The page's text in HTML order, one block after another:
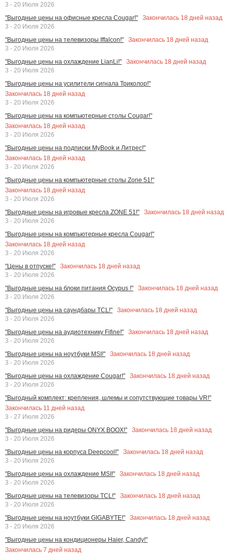
3 - 20 Июля 2026
"Выгодные цены на офисные кресла Cougar!"
Закончилась 18 дней назад
3 - 20 Июля 2026
"Выгодные цены на телевизоры Iffalcon!"
Закончилась 18 дней назад
3 - 20 Июля 2026
"Выгодные цены на охлаждение LianLi!"
Закончилась 18 дней назад
3 - 20 Июля 2026
"Выгодные цены на усилители сигнала Триколор!"
Закончилась 18 дней назад
3 - 20 Июля 2026
"Выгодные цены на компьютерные столы Cougar!"
Закончилась 18 дней назад
3 - 20 Июля 2026
"Выгодные цены на подписки MyBook и Литрес!"
Закончилась 18 дней назад
3 - 20 Июля 2026
"Выгодные цены на компьютерные столы Zone 51!"
Закончилась 18 дней назад
3 - 20 Июля 2026
"Выгодные цены на игровые кресла ZONE 51!"
Закончилась 18 дней назад
3 - 20 Июля 2026
"Выгодные цены на компьютерные кресла Cougar!"
Закончилась 18 дней назад
3 - 20 Июля 2026
"Цены в отпуске!"
Закончилась 18 дней назад
3 - 20 Июля 2026
"Выгодные цены на блоки питания Ocypus !"
Закончилась 18 дней назад
3 - 20 Июля 2026
"Выгодные цены на саундбары TCL!"
Закончилась 18 дней назад
3 - 20 Июля 2026
"Выгодные цены на аудиотехнику Fifine!"
Закончилась 18 дней назад
3 - 20 Июля 2026
"Выгодные цены на ноутбуки MSI!"
Закончилась 18 дней назад
3 - 20 Июля 2026
"Выгодные цены на охлаждение Cougar!"
Закончилась 18 дней назад
3 - 20 Июля 2026
"Выгодный комплект: крепления, шлемы и сопутствующие товары VR!"
Закончилась 11 дней назад
3 - 27 Июля 2026
"Выгодные цены на ридеры ONYX BOOX!"
Закончилась 18 дней назад
3 - 20 Июля 2026
"Выгодные цены на корпуса Deepcool!"
Закончилась 18 дней назад
3 - 20 Июля 2026
"Выгодные цены на охлаждение MSI!"
Закончилась 18 дней назад
3 - 20 Июля 2026
"Выгодные цены на телевизоры TCL!"
Закончилась 18 дней назад
3 - 20 Июля 2026
"Выгодные цены на ноутбуки GIGABYTE!"
Закончилась 18 дней назад
3 - 20 Июля 2026
"Выгодные цены на кондиционеры Haier, Candy!"
Закончилась 7 дней назад